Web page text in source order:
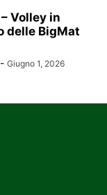
Volley in
delle BigMat
- Giugno 1, 2026